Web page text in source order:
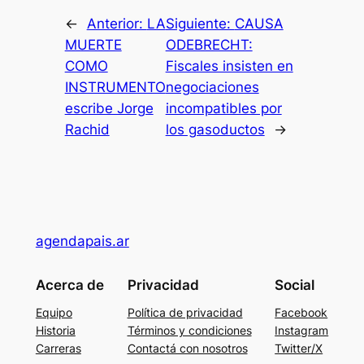
← Anterior: LA
MUERTE
COMO
INSTRUMENTO
escribe Jorge
Rachid
Siguiente: CAUSA
ODEBRECHT:
Fiscales insisten en
negociaciones
incompatibles por
los gasoductos
→
agendapais.ar
Acerca de
Equipo
Historia
Carreras
Privacidad
Política de privacidad
Términos y condiciones
Contactá con nosotros
Social
Facebook
Instagram
Twitter/X